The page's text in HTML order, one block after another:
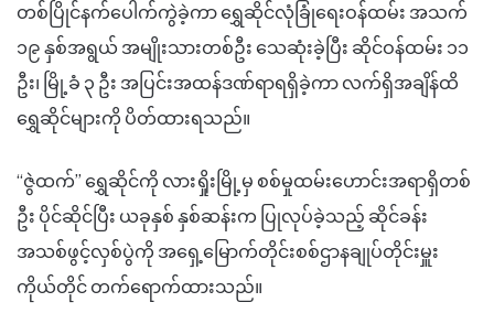
တစ်ပြိုင်နက်ပေါက်ကွဲခဲ့ကာ ရွှေဆိုင်လုံခြုံရေးဝန်ထမ်း အသက်
၁၉ နှစ်အရွယ် အမျိုးသားတစ်ဦး သေဆုံးခဲ့ပြီး ဆိုင်ဝန်ထမ်း ၁၁
ဦး၊ မြို့ခံ ၃ ဦး အပြင်းအထန်ဒဏ်ရာရရှိခဲ့ကာ လက်ရှိအချိန်ထိ
ရွှေဆိုင်များကို ပိတ်ထားရသည်။
“ဇွဲထက်” ရွှေဆိုင်ကို လားရှိုးမြို့မှ စစ်မှုထမ်းဟောင်းအရာရှိတစ်
ဦး ပိုင်ဆိုင်ပြီး ယခုနှစ် နှစ်ဆန်းက ပြုလုပ်ခဲ့သည့် ဆိုင်ခန်း
အသစ်ဖွင့်လှစ်ပွဲကို အရှေ့မြောက်တိုင်းစစ်ဌာနချုပ်တိုင်းမှူး
ကိုယ်တိုင် တက်ရောက်ထားသည်။